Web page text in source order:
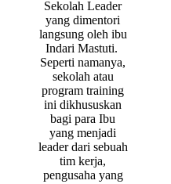
Sekolah Leader
yang dimentori
langsung oleh ibu
Indari Mastuti.
Seperti namanya,
sekolah atau
program training
ini dikhususkan
bagi para Ibu
yang menjadi
leader dari sebuah
tim kerja,
pengusaha yang